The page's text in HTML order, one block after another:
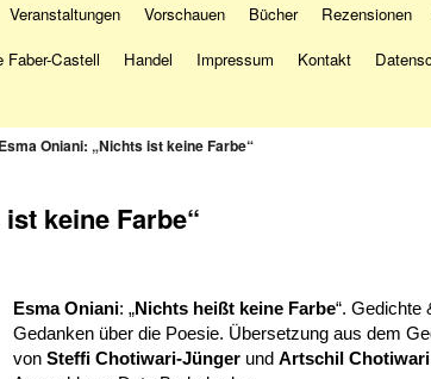
Veranstaltungen Vorschauen Bücher Rezensionen
Faber-Castell Handel Impressum Kontakt
Esma Oniani: „Nichts ist keine Farbe“
keine Farbe“
Esma Oniani: „Nichts heißt keine Farbe“. Gedichte
Gedanken über die Poesie. Übersetzung aus dem
von Steffi Chotiwari-Jünger und Artschil Chotiwari